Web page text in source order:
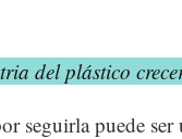
del plástico
seguirla puede ser